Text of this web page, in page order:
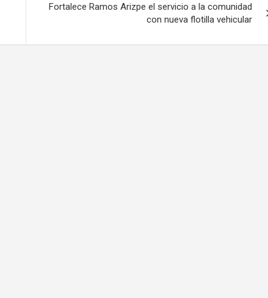
Fortalece Ramos Arizpe el servicio a la comunidad
con nueva flotilla vehicular